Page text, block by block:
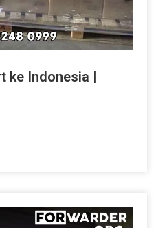
ke Indonesia |